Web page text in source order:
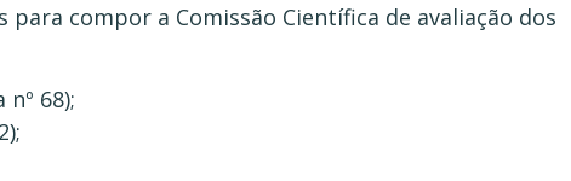
para compor a Comissão Científica de avaliação dos
68);